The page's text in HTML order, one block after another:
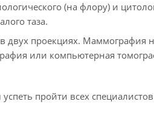
(на флору) и
таза.
двух проекциях. Маммография
или компьютерная
пройти всех